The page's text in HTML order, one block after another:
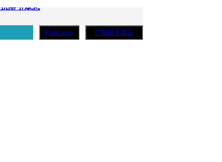
辯引眾怒
Podcasts 訂閱紙本雜誌